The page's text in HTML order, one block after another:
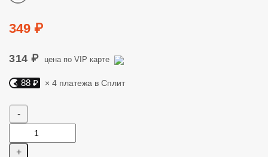
Цена
349 ₽
314 ₽ цена по VIP карте
Яндекс Сплит. 88 руб, 4 платежа в Сплит
88 ₽ × 4 платежа в Сплит